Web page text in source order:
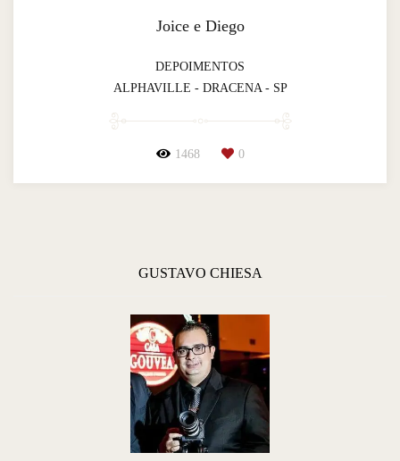
Joice e Diego
DEPOIMENTOS
ALPHAVILLE - DRACENA - SP
1468 0
GUSTAVO CHIESA